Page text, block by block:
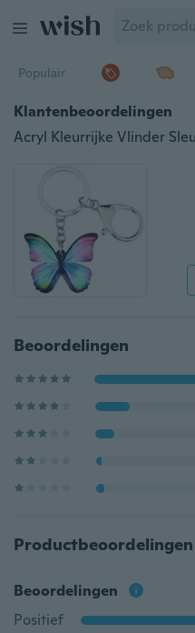
Populair
Klantenbeoordelingen
Beoordelingen
Productbeoordelingen
Beoordelingen
Positief